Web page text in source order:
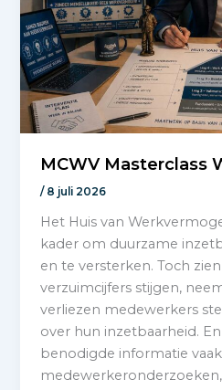
MCWV Masterclass
/ 8 juli 2026
Het Huis van
kader om duurzame
en te versterken. Toch
verzuimcijfers stijgen,
verliezen medewerkers
over hun inzetbaarheid.
benodigde informatie
medewerkeronderzoeken,